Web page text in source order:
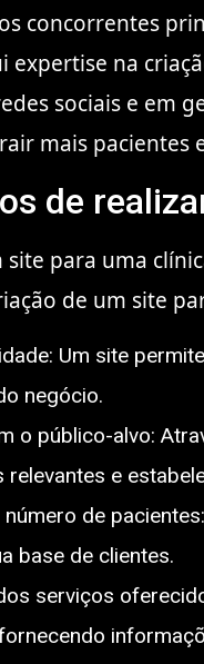
concorrentes
expertise na
sociais e em
mais pacientes
de
site para uma
de um site
Um site
negócio.
o público-alvo:
relevantes e
de
base de clientes.
serviços